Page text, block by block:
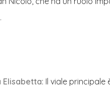
Elisabetta: Il viale